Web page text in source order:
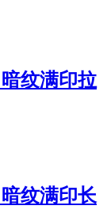
纹满印拉
纹满印长